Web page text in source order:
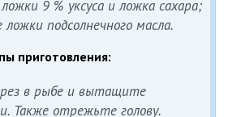
9 % уксуса и ложка сахара;
подсолнечного масла.
приготовления:
в рыбе и вытащите
Также отрежьте голову.